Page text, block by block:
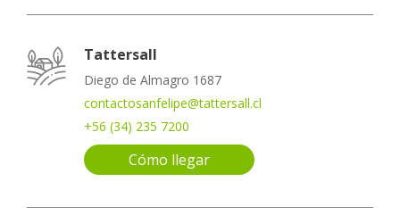
Tattersall
Diego de Almagro 1687
contactosanfelipe@tattersall.cl
+56 (34) 235 7200
Cómo llegar